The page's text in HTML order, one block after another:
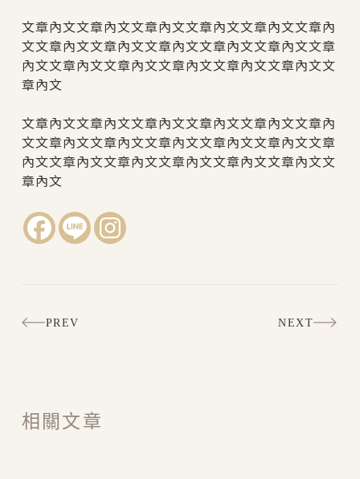
文章內文文章內文文章內文文章內文文章內文文章內
文文章內文文章內文文章內文文章內文文章內文文章
內文文章內文文章內文文章內文文章內文文章內文文
章內文
文章內文文章內文文章內文文章內文文章內文文章內
文文章內文文章內文文章內文文章內文文章內文文章
內文文章內文文章內文文章內文文章內文文章內文文
章內文
PREV NEXT
相關文章